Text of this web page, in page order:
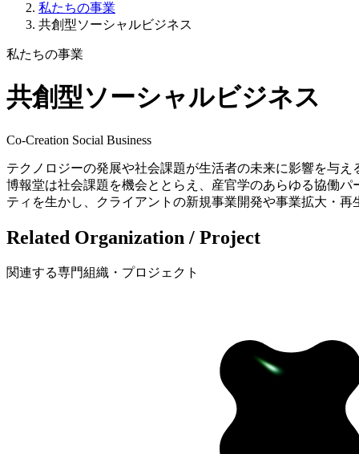
私たちの事業
共創型ソーシャルビジネス
私たちの事業
共創型ソーシャルビジネス
Co-Creation Social Business
テクノロジーの発展や社会課題が生活者の未来に影響を与
博報堂は社会課題を機会ととらえ、産官学のあらゆる協働
ティを生かし、クライアントの新規事業開発や事業拡大・再
Related Organization / Project
関連する専門組織・プロジェクト